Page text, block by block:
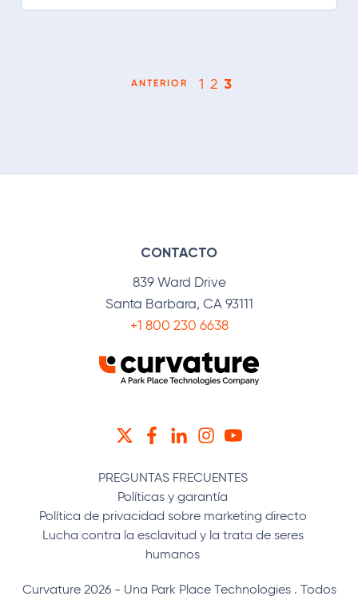
ANTERIOR 1 2 3
CONTACTO
839 Ward Drive
Santa Barbara, CA 93111
+1 800 230 6638
TWITTERFACEBOOK
LINKEDININSTAGRAM
YOUTUBE
PREGUNTAS FRECUENTES
Políticas y garantía
Política de privacidad sobre marketing directo
Lucha contra la esclavitud y la trata de seres
humanos
Curvature 2026 - Una Park Place Technologies . Todos